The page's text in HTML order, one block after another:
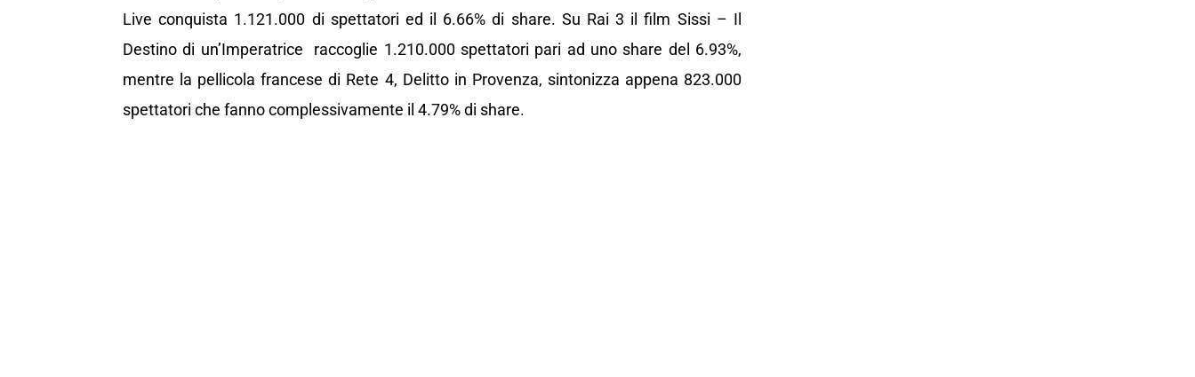
Live conquista 1.121.000 di spettatori ed il 6.66% di share. Su Rai 3 il film Sissi – Il
Destino di un’Imperatrice raccoglie 1.210.000 spettatori pari ad uno share del 6.93%,
mentre la pellicola francese di Rete 4, Delitto in Provenza, sintonizza appena 823.000
spettatori che fanno complessivamente il 4.79% di share.